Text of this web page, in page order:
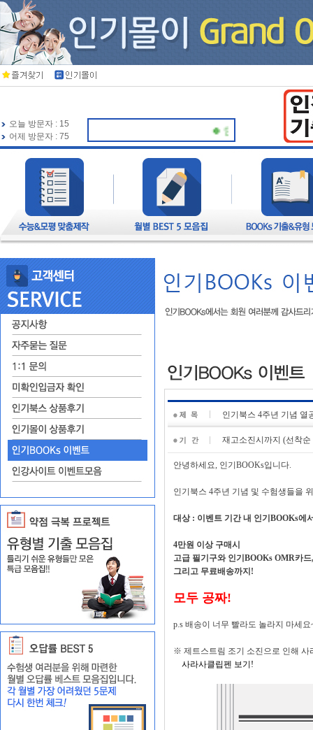
오늘 방문자 : 15
어제 방문자 : 75
🍀 인기북스가 항상 응원
인기북스 4주년 기념 열
재고소진시까지 (선착순
안녕하세요, 인기BOOKs입니다.
인기북스 4주년 기념 및 수험생들을
대상 : 이벤트 기간 내 인기BOOKs에
4만원 이상 구매시
고급 필기구와 인기BOOKs OMR카
그리고 무료배송까지!
모두 공짜!
p.s 배송이 너무 빨라도 놀라지 마세요
※ 제트스트림 조기 소진으로 인해 사
사라사클립펜 보기!